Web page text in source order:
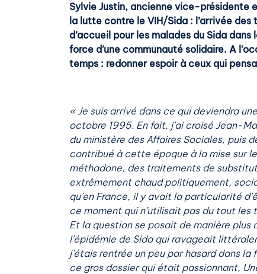
Sylvie Justin, ancienne vice-présidente
la lutte contre le VIH/Sida : l’arrivée
d’accueil pour les malades du Sida
force d’une communauté solidaire. A
temps : redonner espoir à ceux qui
« Je suis arrivé dans ce qui deviendra
octobre 1995. En fait, j’ai croisé Jean-
du ministère des Affaires Sociales, puis
contribué à cette époque à la mise sur
méthadone, des traitements de
extrêmement chaud politiquement,
qu’en France, il y avait la particularité
ce moment qui n’utilisait pas du tout
Et la question se posait de manière
l’épidémie de Sida qui ravageait
j’étais rentrée un peu par hasard dans
ce gros dossier qui était passionnant,